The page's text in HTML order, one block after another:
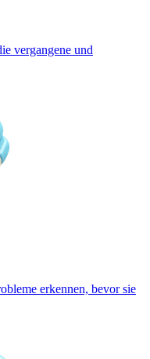
vergangene und
erkennen, bevor sie